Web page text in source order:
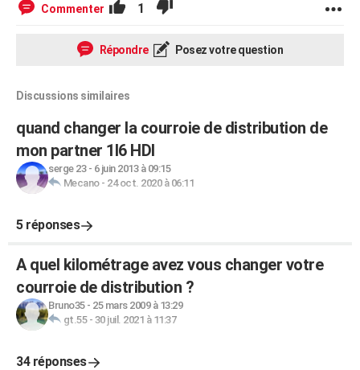
Commenter 1
Répondre Posez votre question
Discussions similaires
quand changer la courroie de distribution de
mon partner 1l6 HDI
serge 23- 6 juin 2013 à 09:15
Mecano- 24 oct. 2020 à 06:11
5 réponses
A quel kilométrage avez vous changer votre
courroie de distribution ?
Bruno35- 25 mars 2009 à 13:29
gt.55- 30 juil. 2021 à 11:37
34 réponses